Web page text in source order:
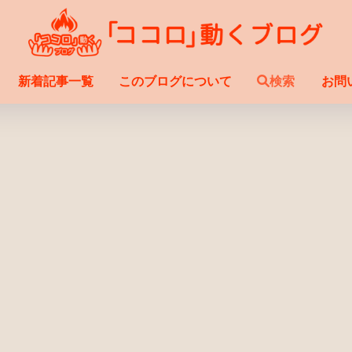
新着記事一覧 このブログについて 検索 お問